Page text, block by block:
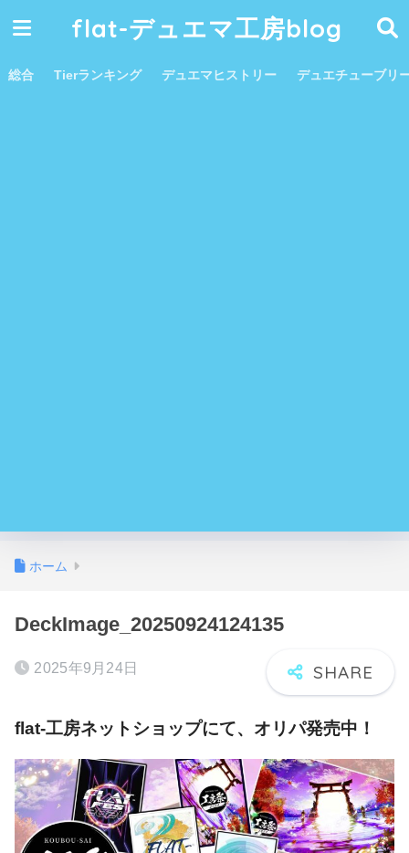
flat-デュエマ工房blog
総合 Tierランキング デュエマヒストリー デュエチューブリ
ホーム
DeckImage_20250924124135
2025年9月24日
flat-工房ネットショップにて、オリパ発売中！